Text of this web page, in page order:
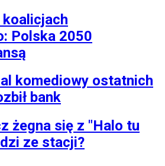
Polska 2050
komediowy ostatnich
bank
żegna się z "Halo tu
ze stacji?